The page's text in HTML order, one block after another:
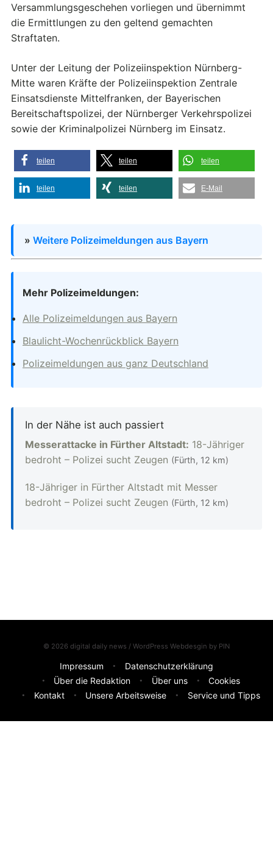
Versammlungsgeschehen vorliegen und übernimmt
die Ermittlungen zu den geltend gemachten
Straftaten.
Unter der Leitung der Polizeiinspektion Nürnberg-
Mitte waren Kräfte der Polizeiinspektion Zentrale
Einsatsdienste Mittelfranken, der Bayerischen
Bereitschaftspolizei, der Nürnberger Verkehrspolizei
sowie der Kriminalpolizei Nürnberg im Einsatz.
teilen teilen teilen
teilen teilen E-Mail
» Weitere Polizeimeldungen aus Bayern
Mehr Polizeimeldungen:
Alle Polizeimeldungen aus Bayern
Blaulicht-Wochenrückblick Bayern
Polizeimeldungen aus ganz Deutschland
In der Nähe ist auch passiert
Messerattacke in Fürther Altstadt: 18-Jähriger
bedroht – Polizei sucht Zeugen (Fürth, 12 km)
18-Jähriger in Fürther Altstadt mit Messer
bedroht – Polizei sucht Zeugen (Fürth, 12 km)
© 2026 digital daily news / WordPress Webdesgin by PIN
Impressum
Datenschutzerklärung
Über die Redaktion
Über uns
Cookies
Kontakt
Unsere Arbeitsweise Service und Tipps